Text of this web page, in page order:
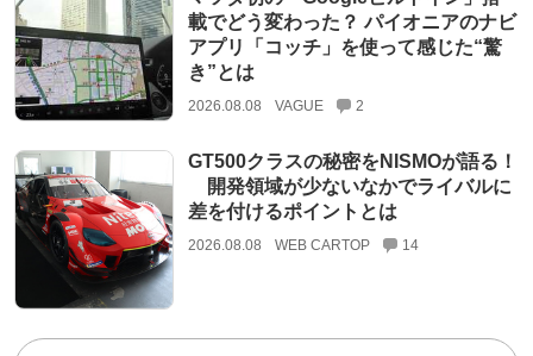
載でどう変わった？ パイオニアのナビ
アプリ「コッチ」を使って感じた“驚
き”とは
2026.08.08 VAGUE 2
GT500クラスの秘密をNISMOが語る！
開発領域が少ないなかでライバルに
差を付けるポイントとは
2026.08.08 WEB CARTOP 14